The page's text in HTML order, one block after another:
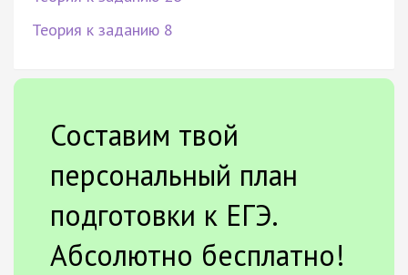
Теория к заданию 8
Составим твой
персональный план
подготовки к ЕГЭ.
Абсолютно бесплатно!